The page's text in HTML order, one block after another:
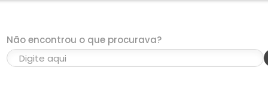
Não encontrou o que procurava?